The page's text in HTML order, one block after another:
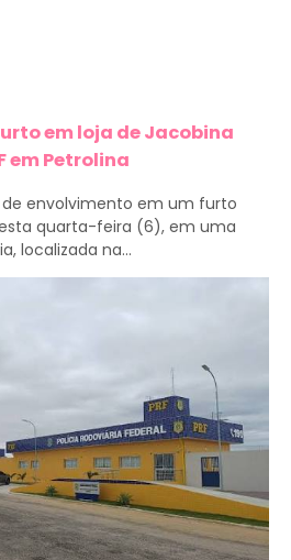
em loja de Jacobina
em Petrolina
de envolvimento em um furto
quarta-feira (6), em uma
localizada na...